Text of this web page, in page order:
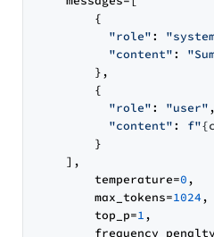
        {
"role":
"content":
        },
        {
"role": "user" ,
"content": f"
        }
    ],
        temperature=
0 ,
        max_tokens=
1024,
        top_p=
1 ,